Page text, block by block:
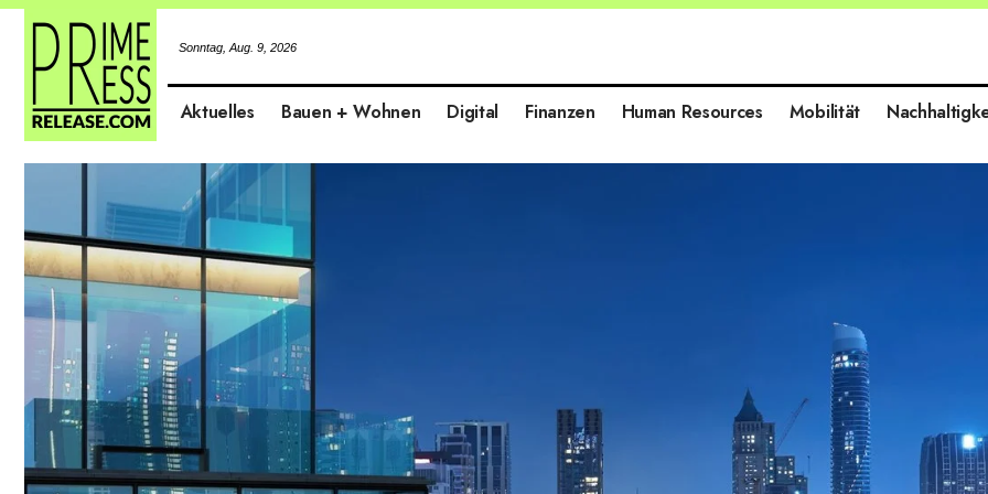
Sonntag, Aug. 9, 2026
Aktuelles Bauen + Wohnen Digital Finanzen Human Resources Mobilität